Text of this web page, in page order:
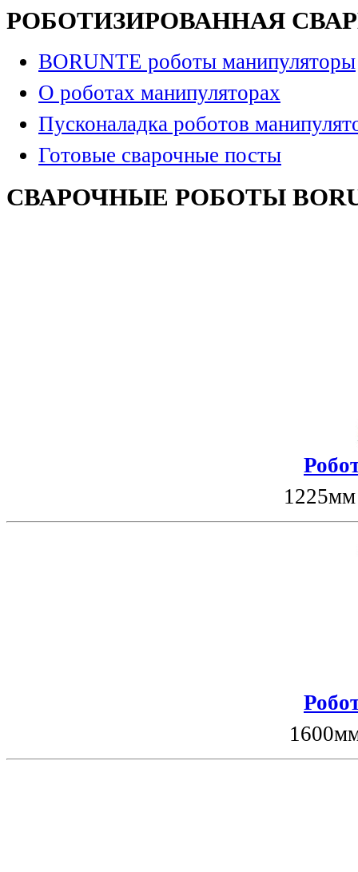
РОБОТИЗИРОВАННАЯ
BORUNTE роботы манипуляторы
О роботах манипуляторах
Пусконаладка роботов
Готовые сварочные посты
СВАРОЧНЫЕ РОБОТЫ